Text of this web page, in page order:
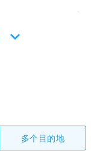
多个目的地